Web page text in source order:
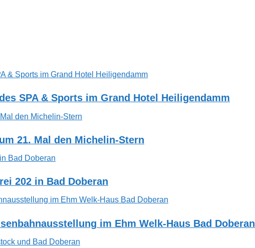
SPA & Sports im Grand Hotel Heiligendamm
21. Mal den Michelin-Stern
202 in Bad Doberan
im Ehm Welk-Haus Bad Doberan